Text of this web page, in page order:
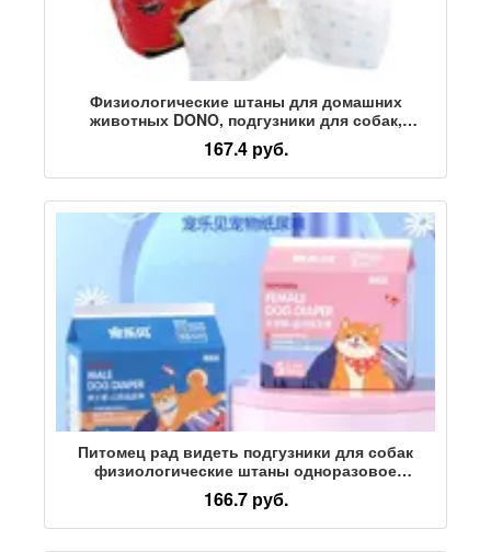
Физиологические штаны для домашних
животных DONO, подгузники для собак,
подгузники для кобелей, одноразовые
подгузники, чистящие менструальные
полотенца, полотенца для тетушек
167.4 руб.
Питомец рад видеть подгузники для собак
физиологические штаны одноразовое
полотенце для тети, меняющее цвет суки
подгузники для домашних собак оптом
166.7 руб.